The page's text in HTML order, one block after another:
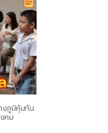
งภูมิคุ้มกัน
คม